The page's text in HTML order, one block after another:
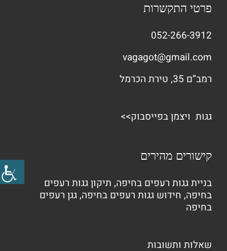
פרטי התקשרות
052-266-3912
vagagot@gmail.com
רמב”ם 35, טירת הכרמל
גגות ויצמן בפייסבוק>>
קישורים מהירים
בניית גגות רעפים בחיפה, תיקון גגות רעפים
בחיפה, חידוש גגות רעפים בחיפה,גגן רעפים
בחיפה
שאלות ותשובות